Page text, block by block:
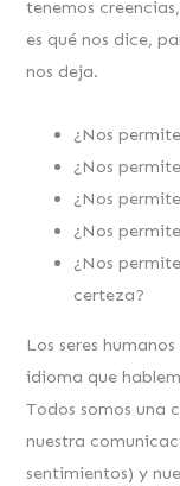
tenemos
es qué nos dice,
nos deja.
¿Nos
¿Nos
¿Nos
¿Nos
¿Nos
certeza?
Los seres
idioma que
Todos somos una
nuestra
sentimientos) y